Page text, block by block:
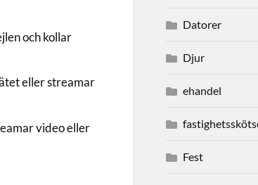
och kollar
eller streamar
video eller
Datorer
Djur
ehandel
Fest